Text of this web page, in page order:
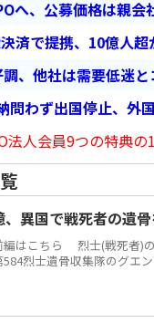
へ、公募価格は親会
済で提携、10億人
、他社は需要低迷
問わず出国停止、外
法人会員9つの特典の
異国で戦死者の遺
編はこちら 烈士(戦死者)
584烈士遺骨収集隊のグエン